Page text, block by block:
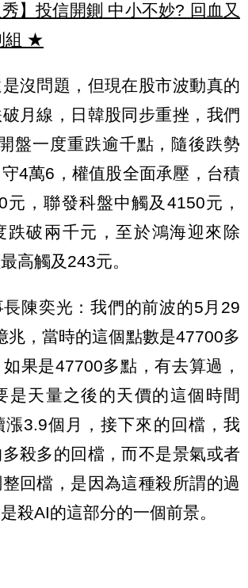
】投信開鍘 中小不妙? 回血又
組 ★
沒問題，但現在股市波動真的
月線，日韓股同步重挫，我們
盤一度重跌逾千點，隨後跌勢
4萬6，權值股全面承壓，台積
元，聯發科盤中觸及4150元，
跌破兩千元，至於鴻海迎來除
高觸及243元。
陳奕光：我們的前波的5月29
兆，當時的這個點數是47700多
果是47700多點，有去算過，
是天量之後的天價的這個時間
漲3.9個月，接下來的回檔，我
殺多的回檔，而不是景氣或者
回檔，是因為這種殺所謂的過
殺AI的這部分的一個前景。